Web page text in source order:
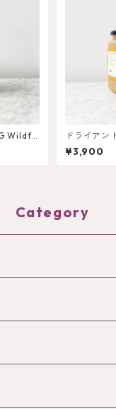
Wildflo
ドライアン
ra 380g
¥3,900
Category